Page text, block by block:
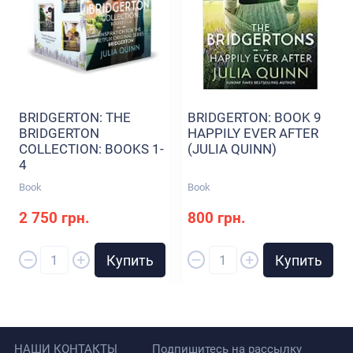
BRIDGERTON: THE
BRIDGERTON
COLLECTION: BOOKS 1-
4
Book
2 750 грн.
– + Купить
BRIDGERTON: BOOK 9
HAPPILY EVER AFTER
(JULIA QUINN)
Book
800 грн.
– + Купить
НАШИ КОНТАКТЫ Подпишитесь на рассылку